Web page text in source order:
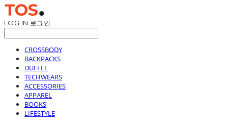
LOG IN 로그인
CROSSBODY
BACKPACKS
DUFFLE
TECHWEARS
ACCESSORIES
APPAREL
BOOKS
LIFESTYLE